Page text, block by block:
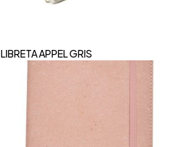
LIBRETA APPEL GRIS